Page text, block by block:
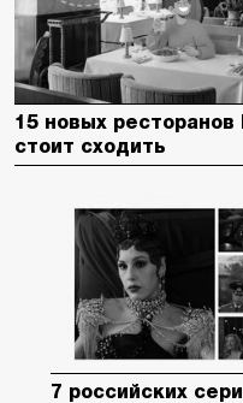
15 новых
стоит сходить
7 российских